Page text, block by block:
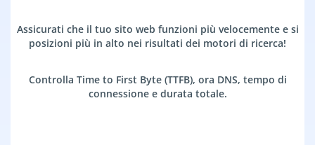
Assicurati che il tuo sito web funzioni più velocemente e si
posizioni più in alto nei risultati dei motori di ricerca!
Controlla Time to First Byte (TTFB), ora DNS, tempo di
connessione e durata totale.